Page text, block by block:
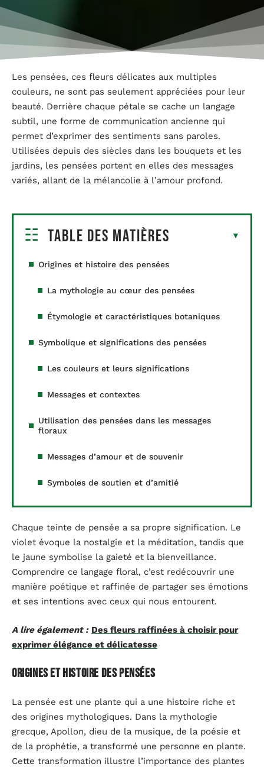
Les pensées, ces fleurs délicates aux multiples
couleurs, ne sont pas seulement appréciées pour leur
beauté. Derrière chaque pétale se cache un langage
subtil, une forme de communication ancienne qui
permet d’exprimer des sentiments sans paroles.
Utilisées depuis des siècles dans les bouquets et les
jardins, les pensées portent en elles des messages
variés, allant de la mélancolie à l’amour profond.
Table des matières
Origines et histoire des pensées
La mythologie au cœur des pensées
Étymologie et caractéristiques botaniques
Symbolique et significations des pensées
Les couleurs et leurs significations
Messages et contextes
Utilisation des pensées dans les messages
floraux
Messages d’amour et de souvenir
Symboles de soutien et d’amitié
Chaque teinte de pensée a sa propre signification. Le
violet évoque la nostalgie et la méditation, tandis que
le jaune symbolise la gaieté et la bienveillance.
Comprendre ce langage floral, c’est redécouvrir une
manière poétique et raffinée de partager ses émotions
et ses intentions avec ceux qui nous entourent.
A lire également : Des fleurs raffinées à choisir pour
exprimer élégance et délicatesse
Origines et histoire des pensées
La pensée est une plante qui a une histoire riche et
des origines mythologiques. Dans la mythologie
grecque, Apollon, dieu de la musique, de la poésie et
de la prophétie, a transformé une personne en plante.
Cette transformation illustre l’importance des plantes